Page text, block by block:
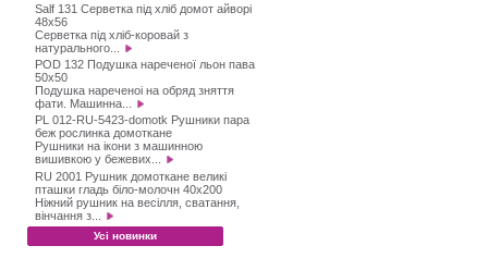
Salf 131 Серветка під хліб домот айворі
48х56
Серветка під хліб-коровай з
натурального...
POD 132 Подушка нареченої льон пава
50х50
Подушка нареченоі на обряд зняття
фати. Машинна...
PL 012-RU-5423-domotk Рушники пара
беж рослинка домоткане
Рушники на ікони з машинною
вишивкою у бежевих...
RU 2001 Рушник домоткане великі
пташки гладь біло-молочн 40х200
Ніжний рушник на весілля, сватання,
вінчання з...
Усі новинки